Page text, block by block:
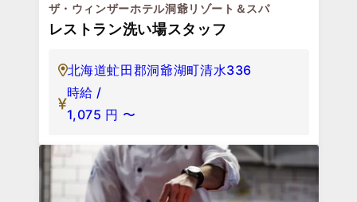
ザ・ウィンザーホテル洞爺リゾート＆スパ
レストラン洗い場スタッフ
北海道虻田郡洞爺湖町清水336
時給 /
1,075 円 〜